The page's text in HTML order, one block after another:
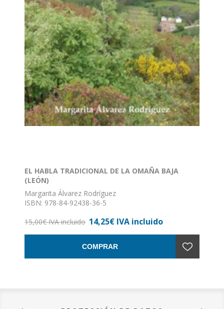
EL HABLA TRADICIONAL DE LA OMAÑA BAJA
(LEÓN)
Margarita Álvarez Rodríguez
ISBN: 978-84-92438-36-5
Nº de páginas: 302
enhorabuena, pues el estudio de Margarita Álvarez
Rodríguez es el primero importantes, serio y riguroso
que se realiza sobre el habla de la Omaña Baja".
15,00€ IVA incluido 14,25€ IVA incluido
COMPRAR